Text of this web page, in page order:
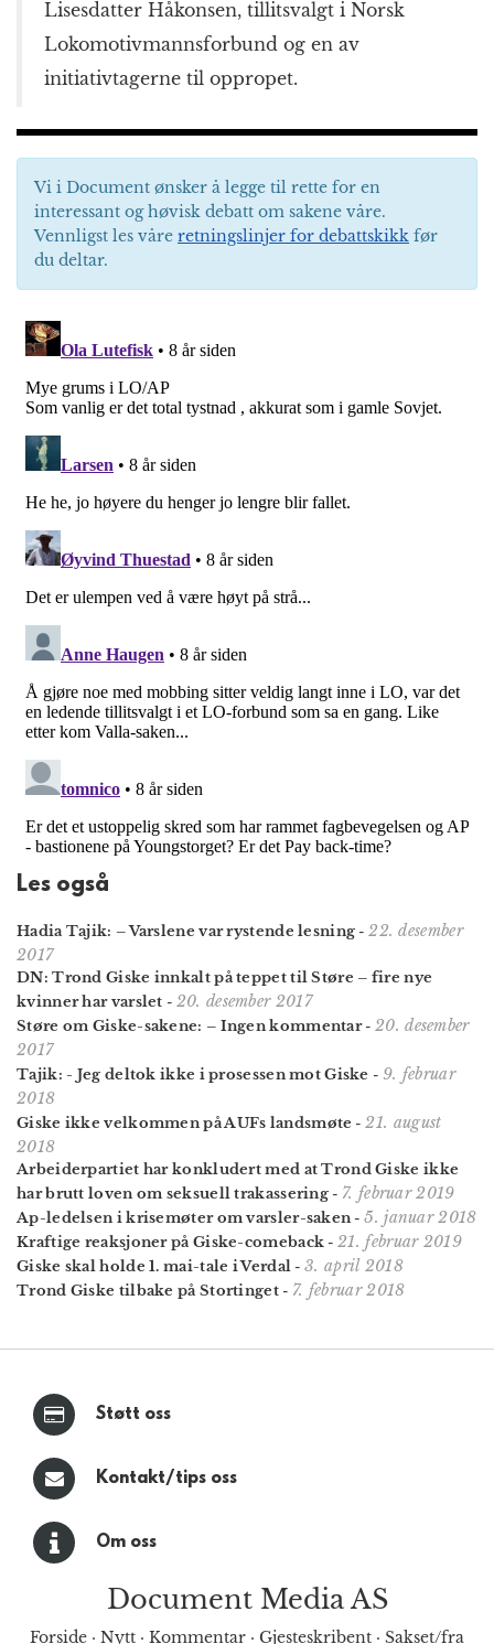
Lisesdatter Håkonsen, tillitsvalgt i Norsk
Lokomotivmannsforbund og en av
initiativtagerne til oppropet.
Vi i Document ønsker å legge til rette for en
interessant og høvisk debatt om sakene våre.
Vennligst les våre retningslinjer for debattskikk før
du deltar.
Les også
Hadia Tajik: – Varslene var rystende lesning -22. desember
2017
DN: Trond Giske innkalt på teppet til Støre – fire nye
kvinner har varslet - 20. desember 2017
Støre om Giske-sakene: – Ingen kommentar- 20. desember
2017
Tajik: - Jeg deltok ikke i prosessen mot Giske - 9. februar
2018
Giske ikke velkommen på AUFs landsmøte -21. august
2018
Arbeiderpartiet har konkludert med at Trond Giske ikke
har brutt loven om seksuell trakassering - 7. februar 2019
Ap-ledelsen i krisemøter om varsler-saken-5. januar 2018
Kraftige reaksjoner på Giske-comeback -21. februar 2019
Giske skal holde 1. mai-tale i Verdal -3. april 2018
Trond Giske tilbake på Stortinget- 7. februar 2018
Støtt oss
Kontakt/tips oss
Om oss
Document Media AS
Forside · Nytt · Kommentar · Gjesteskribent · Sakset/fra